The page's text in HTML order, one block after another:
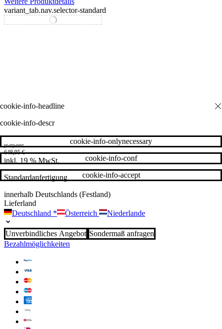
variant_tab.nav.selector-standard
variant_tab.nav.selector-special
pt-rrp-text
648,95€
inkl. 19 % MwSt.
Standardanfertigung
innerhalb Deutschlands (Festland)
Lieferland
Deutschland * Österreich Niederlande
Unverbindliches Angebot Sondermaß anfragen
Bezahlmöglichkeiten
cookie-info-descr
cookie-info-accept
cookie-info-conf
cookie-info-onlynecessary